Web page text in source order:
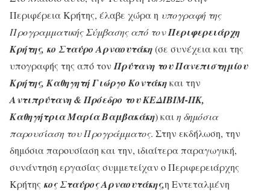
Περιφέρεια Κρήτης, έλαβε χώρα η υπογραφή της
Προγραμματικής Σύμβασης από τονΠεριφερειάρχη
Κρήτης, κο Σταύρο Αρναουτάκη(σε συνέχεια και της
υπογραφής της από τονΠρύτανη του Πανεπιστημίου
Κρήτης, Καθηγητή Γιώργο Κοντάκηκαι την
Αντιπρύτανη & Πρόεδρο του ΚΕΔΙΒΙΜ-ΠΚ,
Καθηγήτρια Μαρία Βαμβακάκη) καιη δημόσια
παρουσίαση του Προγράμματος. Στην εκδήλωση, την
δημόσια παρουσίαση και την, ιδιαίτερα παραγωγική,
συνάντηση εργασίας συμμετείχαν ο Περιφερειάρχης
Κρήτης κος Σταύρος Αρναουτάκης,η Εντεταλμένη